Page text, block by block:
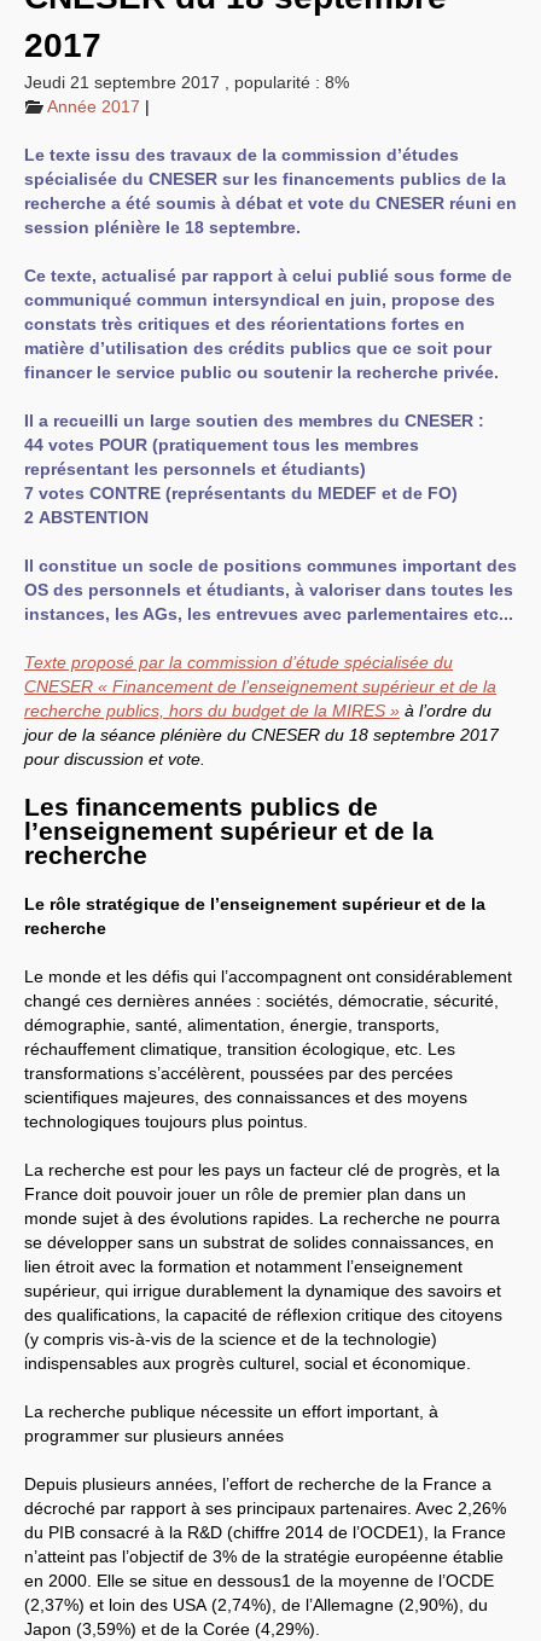
Année 2026
Année 2025
Année 2024
Année 2023
congrès 2023 à Sète
Année 2022
Année 2021
Année 2020
Année 2019
Année 2017
Année 2016
Année 2015
année 2014
Année 2013
Année 2012
année 2011
Année 2009
Année 2008
Année 2007
Année 2006
Année 2005
Année 2004
LES BRANCHES
CNRS-INRIA
Archives diverses
Affaires en cours ou pour
mémoire
Accès aux moyens
informatiques
Concours interne
DGG
SIRHUS - Dossier
Carrière
Suppléments familial de
Références, utilitaires,etc.
SUD
Archives
CA2009
CCP2008
CCP2011
CoNRS 2008
2010
CT2012
CT2013 - 2014
C.S.duCNRS2014
CAP
2005
CAP 2008
CAP2011
CNSPH
Conseil d’administration :
mandat 2017-2021
CSA2026
CT2011 - 2014
CT2015-2018
CT-CAP-CCP2014
Sections du Comité
National de la Recherche
L’actualité de la branche
Année 2025
Année 2022
Année 2021
Année 2020
Année 2019
Année 2018
Année 2017
INRAE
MESSAGES SUDATOUT
2017
Jeudi 21 septembre 2017
popularité : 8%
Année 2017 |
Le texte issu des travaux de la commission d’études
spécialisée du CNESER sur les financements publics de la
recherche a été soumis à débat et vote du CNESER réuni en
session plénière le 18 septembre.
Ce texte, actualisé par rapport à celui publié sous forme de
communiqué commun intersyndical en juin, propose des
constats très critiques et des réorientations fortes en
matière d’utilisation des crédits publics que ce soit pour
financer le service public ou soutenir la recherche privée.
Il a recueilli un large soutien des membres du CNESER :
44 votes POUR (pratiquement tous les membres
représentant les personnels et étudiants)
7 votes CONTRE (représentants du MEDEF et de FO)
2 ABSTENTION
Il constitue un socle de positions communes important des
OS des personnels et étudiants, à valoriser dans toutes les
instances, les AGs, les entrevues avec parlementaires etc...
Texte proposé par la commission d’étude spécialisée du
CNESER « Financement de l’enseignement supérieur et de la
recherche publics, hors du budget de la MIRES » à l’ordre du
jour de la séance plénière du CNESER du 18 septembre 2017
pour discussion et vote.
Les financements publics de
l’enseignement supérieur et de la
recherche
Le rôle stratégique de l’enseignement supérieur et de la
recherche
Le monde et les défis qui l’accompagnent ont considérablement
changé ces dernières années : sociétés, démocratie, sécurité,
démographie, santé, alimentation, énergie, transports,
réchauffement climatique, transition écologique, etc. Les
transformations s’accélèrent, poussées par des percées
scientifiques majeures, des connaissances et des moyens
technologiques toujours plus pointus.
La recherche est pour les pays un facteur clé de progrès, et la
France doit pouvoir jouer un rôle de premier plan dans un
monde sujet à des évolutions rapides. La recherche ne pourra
se développer sans un substrat de solides connaissances, en
lien étroit avec la formation et notamment l’enseignement
supérieur, qui irrigue durablement la dynamique des savoirs et
des qualifications, la capacité de réflexion critique des citoyens
(y compris vis-à-vis de la science et de la technologie)
indispensables aux progrès culturel, social et économique.
La recherche publique nécessite un effort important, à
programmer sur plusieurs années
Depuis plusieurs années, l’effort de recherche de la France a
décroché par rapport à ses principaux partenaires. Avec 2,26%
du PIB consacré à la R&D (chiffre 2014 de l’OCDE1), la France
n’atteint pas l’objectif de 3% de la stratégie européenne établie
en 2000. Elle se situe en dessous1 de la moyenne de l’OCDE
(2,37%) et loin des USA (2,74%), de l’Allemagne (2,90%), du
Japon (3,59%) et de la Corée (4,29%).